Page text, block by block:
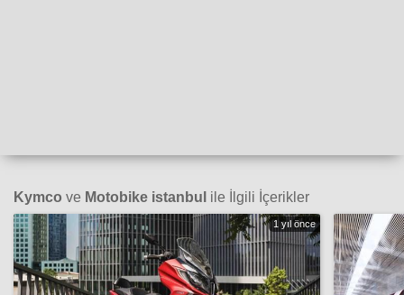
Kymco ve Motobike istanbul ile İlgili İçerikler
1 yıl önce